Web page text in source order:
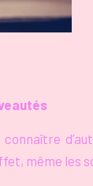
même les